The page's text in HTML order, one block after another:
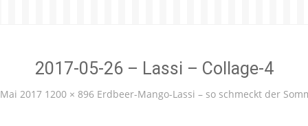
2017-05-26 – Lassi – Collage-4
2017 1200 × 896 Erdbeer-Mango-Lassi – so schmeckt der